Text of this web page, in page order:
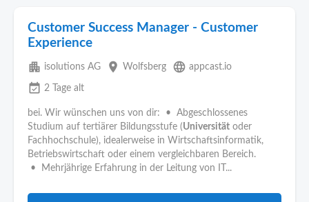
Customer Success Manager - Customer
Experience
apartment isolutions AG place Wolfsberg language appcast.io
event_available 2 Tage alt
bei. Wir wünschen uns von dir: • Abgeschlossenes
Studium auf tertiärer Bildungsstufe (Universität oder
Fachhochschule), idealerweise in Wirtschaftsinformatik,
Betriebswirtschaft oder einem vergleichbaren Bereich.
• Mehrjährige Erfahrung in der Leitung von IT...